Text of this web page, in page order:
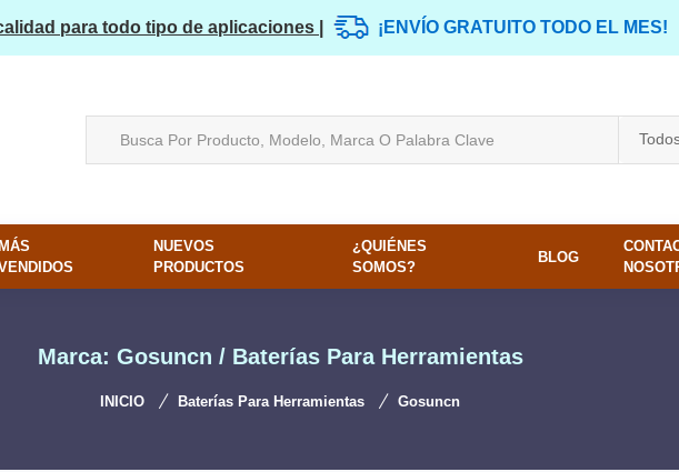
para todo tipo de aplicaciones | ¡ENVÍO GRATUITO TODO EL MES!
MÁS
NUEVOS
PRODUCTOS
¿QUIÉNES
SOMOS?
BLOG
Marca: Gosuncn / Baterías Para Herramientas
INICIO Baterías Para Herramientas Gosuncn